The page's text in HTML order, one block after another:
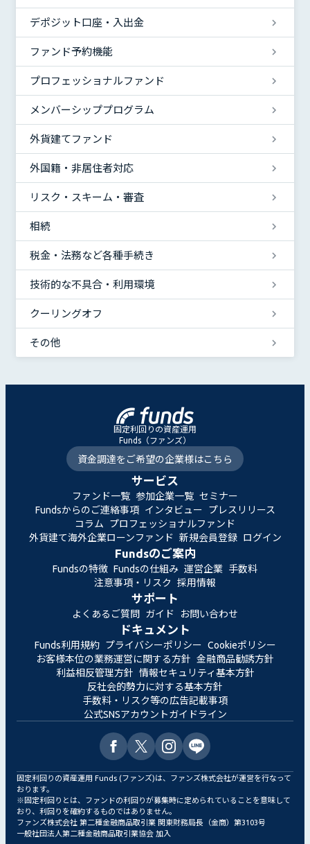
デポジット口座・入出金
ファンド予約機能
プロフェッショナルファンド
メンバーシッププログラム
外貨建てファンド
外国籍・非居住者対応
リスク・スキーム・審査
相続
税金・法務など各種手続き
技術的な不具合・利用環境
クーリングオフ
その他
固定利回りの資産運用
Funds（ファンズ）
資金調達をご希望の企業様はこちら
サービス
ファンド一覧 参加企業一覧 セミナー
Fundsからのご連絡事項 インタビュー
プレスリリース
コラム
プロフェッショナルファンド
外貨建て海外企業ローンファンド 新規会員登録 ログイン
Fundsのご案内
Fundsの特徴 Fundsの仕組み 運営企業 手数料
注意事項・リスク
採用情報
サポート
よくあるご質問 ガイド お問い合わせ
ドキュメント
Funds利用規約 プライバシーポリシー Cookieポリシー
お客様本位の業務運営に関する方針 金融商品勧誘方針
利益相反管理方針 情報セキュリティ基本方針
反社会的勢力に対する基本方針
手数料・リスク等の広告記載事項
公式SNSアカウントガイドライン
固定利回りの資産運用 Funds (ファンズ)は、ファンズ株式会社が運営を行なって
おります。
※固定利回りとは、ファンドの利回りが募集時に定められていることを意味して
おり、利回りを確約するものではありません。
ファンズ株式会社 第二種金融商品取引業 関東財務局長（金商）第3103号
一般社団法人第二種金融商品取引業協会 加入